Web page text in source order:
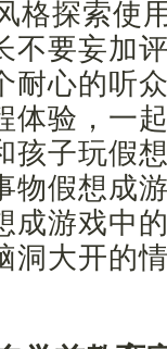
格探索使
不要妄加
耐心的听
体验，一
孩子玩假
物假想成
成游戏中
洞大开的